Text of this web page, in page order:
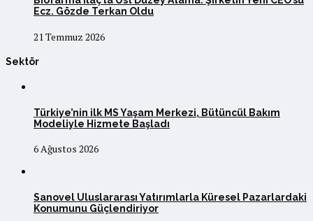
Ecz. Gözde Terkan Oldu
21 Temmuz 2026
Sektör
Türkiye’nin ilk MS Yaşam Merkezi, Bütüncül Bakım
Modeliyle Hizmete Başladı
6 Ağustos 2026
Sanovel Uluslararası Yatırımlarla Küresel Pazarlardaki
Konumunu Güçlendiriyor